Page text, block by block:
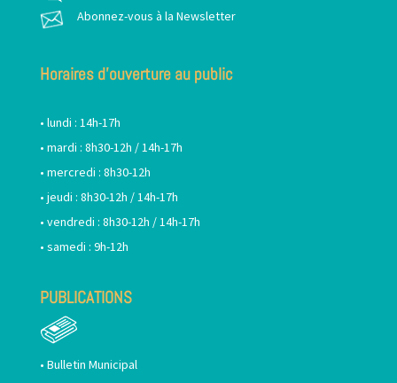
Abonnez-vous à la Newsletter
Horaires d’ouverture au public
• lundi : 14h-17h
• mardi : 8h30-12h / 14h-17h
• mercredi : 8h30-12h
• jeudi : 8h30-12h / 14h-17h
• vendredi : 8h30-12h / 14h-17h
• samedi : 9h-12h
PUBLICATIONS
• Bulletin Municipal